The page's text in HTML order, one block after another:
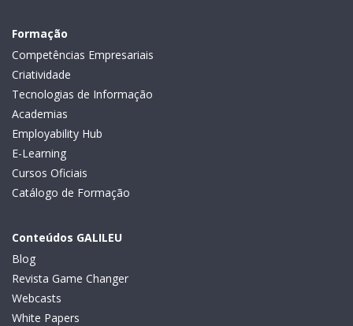
Formação
Competências Empresariais
Criatividade
Tecnologias de Informação
Academias
Employability Hub
E-Learning
Cursos Oficiais
Catálogo de Formação
Conteúdos GALILEU
Blog
Revista Game Changer
Webcasts
White Papers